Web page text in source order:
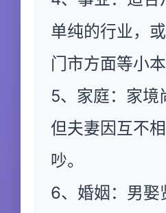
单纯的行业，或
门市方面等小本
5、家庭：家境
但夫妻因互不
吵。
6、婚姻：男娶